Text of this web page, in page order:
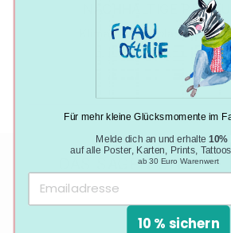
NACHHALTIGE
Klimaneutral, plastikfrei
DAS SAGEN UNSERE
Für mehr kleine Glücksmomente im
Melde dich an und erhalte10%
auf alle Poster, Karten, Prints,
ab 30 Euro Warenwert
10 % sichern